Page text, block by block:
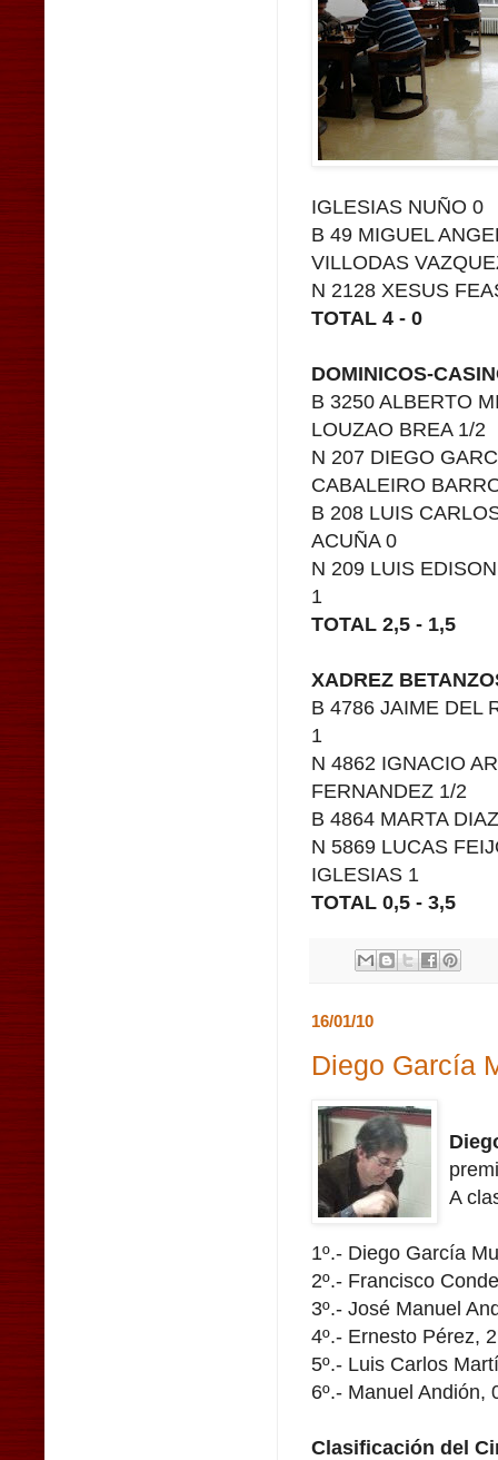
IGLESIAS NUÑO 0
B 49 MIGUEL
VILLODAS
N 2128 XESUS
TOTAL 4 - 0
DOMINICOS-
B 3250 ALBERTO
LOUZAO BREA 1/2
N 207 DIEGO
CABALEIRO
B 208 LUIS
ACUÑA 0
N 209 LUIS
1
TOTAL 2,5 - 1,5
XADREZ
B 4786 JAIME DEL
1
N 4862 IGNACIO
FERNANDEZ 1/2
B 4864 MARTA
N 5869 LUCAS
IGLESIAS 1
TOTAL 0,5 - 3,5
16/01/10
Diego García
A
1º.- Diego García
2º.- Francisco
3º.- José Manuel
4º.- Ernesto Pérez,
5º.- Luis Carlos
6º.- Manuel Andión,
Clasificación del